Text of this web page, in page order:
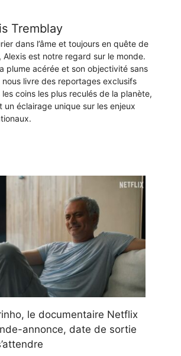
Tremblay
dans l’âme et toujours en quête de
Alexis est notre regard sur le monde.
plume acérée et son objectivité sans
nous livre des reportages exclusifs
coins les plus reculés de la planète,
un éclairage unique sur les enjeux
le documentaire Netflix
annonce, date de sortie